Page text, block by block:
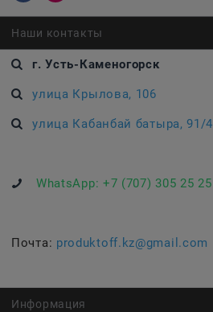
Наши контакты
г. Усть-Каменогорск
улица Крылова, 106
улица Кабанбай батыра, 91/4
WhatsApp: +7 (707) 305 25 25
Почта: produktoff.kz@gmail.com
Информация